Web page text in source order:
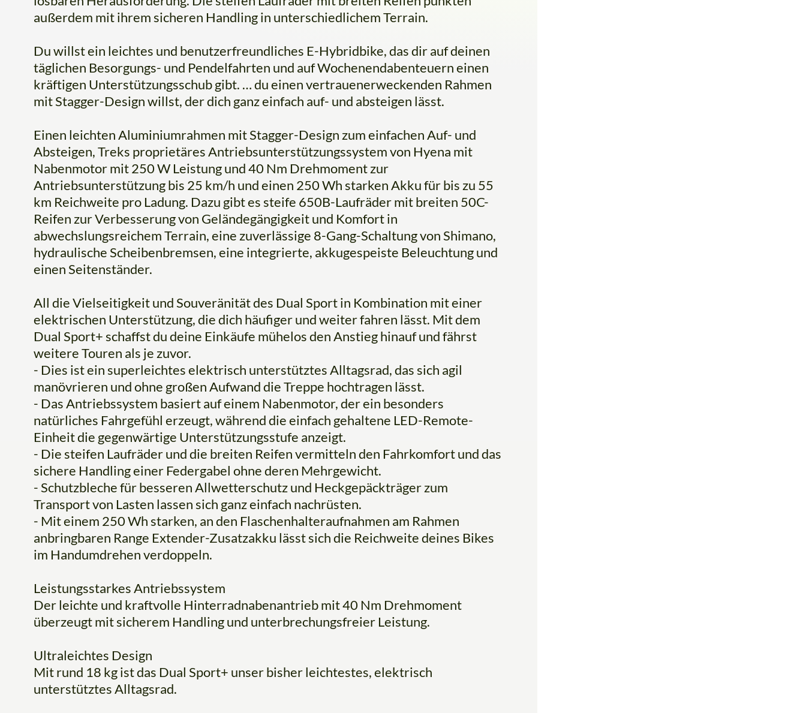
außerdem mit ihrem sicheren Handling in unterschiedlichem Terrain.
Du willst ein leichtes und benutzerfreundliches E-Hybridbike, das dir auf deinen
täglichen Besorgungs- und Pendelfahrten und auf Wochenendabenteuern einen
kräftigen Unterstützungsschub gibt. … du einen vertrauenerweckenden Rahmen
mit Stagger-Design willst, der dich ganz einfach auf- und absteigen lässt.
Einen leichten Aluminiumrahmen mit Stagger-Design zum einfachen Auf- und
Absteigen, Treks proprietäres Antriebsunterstützungssystem von Hyena mit
Nabenmotor mit 250 W Leistung und 40 Nm Drehmoment zur
Antriebsunterstützung bis 25 km/h und einen 250 Wh starken Akku für bis zu 55
km Reichweite pro Ladung. Dazu gibt es steife 650B-Laufräder mit breiten 50C-
Reifen zur Verbesserung von Geländegängigkeit und Komfort in
abwechslungsreichem Terrain, eine zuverlässige 8-Gang-Schaltung von Shimano,
hydraulische Scheibenbremsen, eine integrierte, akkugespeiste Beleuchtung und
einen Seitenständer.
All die Vielseitigkeit und Souveränität des Dual Sport in Kombination mit einer
elektrischen Unterstützung, die dich häufiger und weiter fahren lässt. Mit dem
Dual Sport+ schaffst du deine Einkäufe mühelos den Anstieg hinauf und fährst
weitere Touren als je zuvor.
- Dies ist ein superleichtes elektrisch unterstütztes Alltagsrad, das sich agil
manövrieren und ohne großen Aufwand die Treppe hochtragen lässt.
- Das Antriebssystem basiert auf einem Nabenmotor, der ein besonders
natürliches Fahrgefühl erzeugt, während die einfach gehaltene LED-Remote-
Einheit die gegenwärtige Unterstützungsstufe anzeigt.
- Die steifen Laufräder und die breiten Reifen vermitteln den Fahrkomfort und das
sichere Handling einer Federgabel ohne deren Mehrgewicht.
- Schutzbleche für besseren Allwetterschutz und Heckgepäckträger zum
Transport von Lasten lassen sich ganz einfach nachrüsten.
- Mit einem 250 Wh starken, an den Flaschenhalteraufnahmen am Rahmen
anbringbaren Range Extender-Zusatzakku lässt sich die Reichweite deines Bikes
im Handumdrehen verdoppeln.
Leistungsstarkes Antriebssystem
Der leichte und kraftvolle Hinterradnabenantrieb mit 40 Nm Drehmoment
überzeugt mit sicherem Handling und unterbrechungsfreier Leistung.
Ultraleichtes Design
Mit rund 18 kg ist das Dual Sport+ unser bisher leichtestes, elektrisch
unterstütztes Alltagsrad.